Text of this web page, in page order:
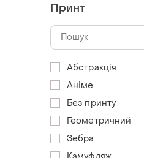
Принт
Абстракція
Аніме
Без принту
Геометричний
Зебра